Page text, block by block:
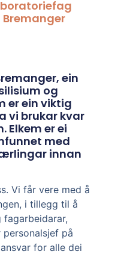
Bremanger
ein
og
er ein viktig
vi brukar kvar
Elkem er ei
med
innan
Vi får vere med å
i tillegg til å
personalsjef på
for alle dei